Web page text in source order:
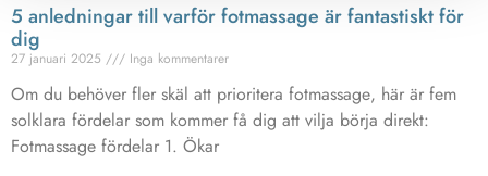
5 anledningar till varför fotmassage är fantastiskt för
dig
27 januari 2025 Inga kommentarer
Om du behöver fler skäl att prioritera fotmassage, här är fem
solklara fördelar som kommer få dig att vilja börja direkt:
Fotmassage fördelar 1. Ökar